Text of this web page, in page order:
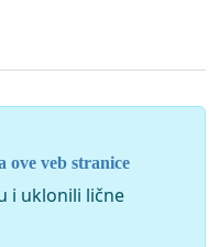
ove veb stranice
i uklonili lične